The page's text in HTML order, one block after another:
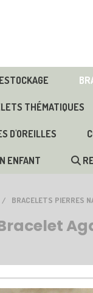
THÉMATIQUES
D'OREILLES
ENFANT
BRACELETS PIERRES